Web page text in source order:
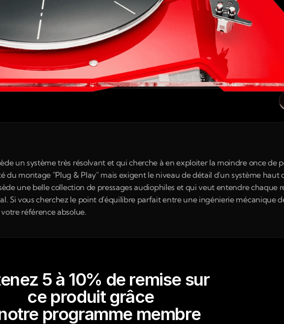
un système très résolvant et qui cherche à en exploiter la moindre once de
du montage "Plug & Play" mais exigent le niveau de détail d'un système haut
une belle collection de pressages audiophiles et qui veut entendre chaque
Si vous cherchez le point d'équilibre parfait entre une ingénierie mécanique
référence absolue.
5 à 10% de remise sur
ce produit grâce
programme membre